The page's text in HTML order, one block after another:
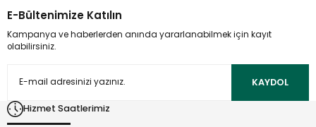
kullanarak tarafımıza iletebilirsiniz.
Görüş ve önerileriniz için teşekkür ederiz.
Ürün açıklamasında eksik bilgiler bulunuyor.
E-Bültenimize Katılın
Kampanya ve haberlerden anında yararlanabilmek için kayıt
olabilirsiniz.
KAYDOL
Hizmet Saatlerimiz